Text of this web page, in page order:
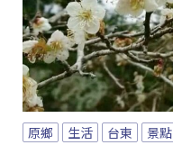
原鄉 生活 台東 景點